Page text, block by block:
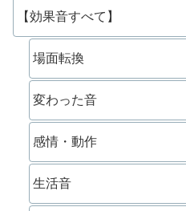
【効果音すべて】
場面転換
変わった音
感情・動作
生活音